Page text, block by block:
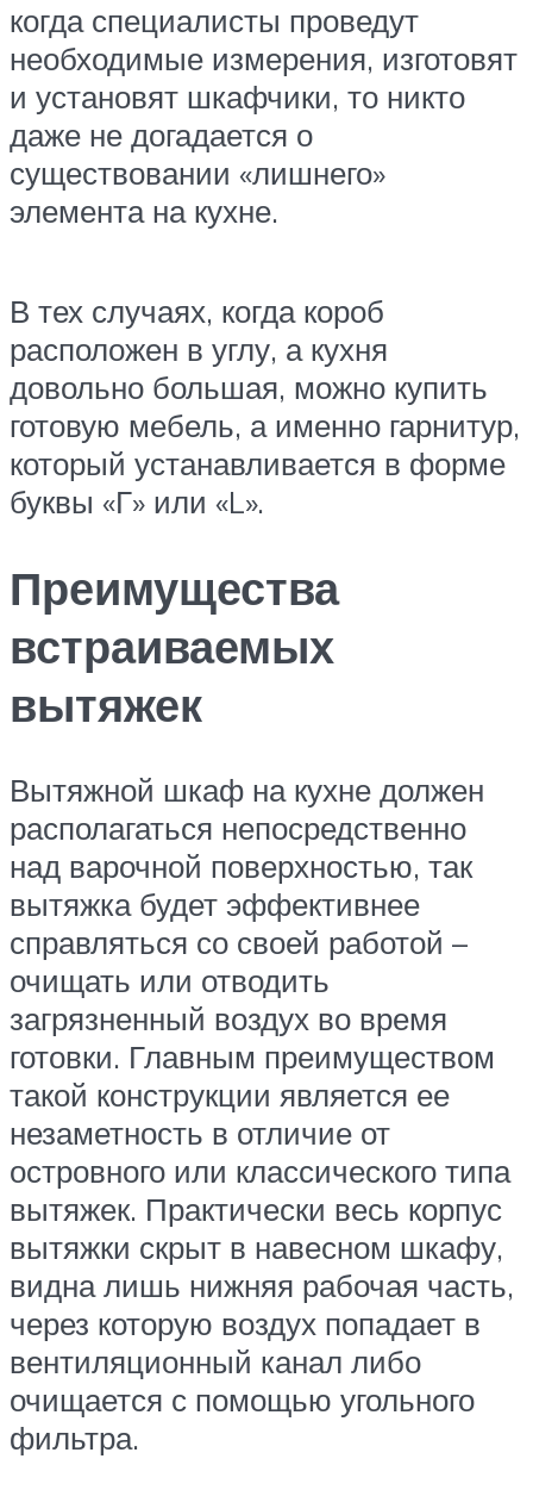
когда специалисты проведут
необходимые измерения, изготовят
и установят шкафчики, то никто
даже не догадается о
существовании «лишнего»
элемента на кухне.
В тех случаях, когда короб
расположен в углу, а кухня
довольно большая, можно купить
готовую мебель, а именно гарнитур,
который устанавливается в форме
буквы «Г» или «L».
Преимущества
встраиваемых
вытяжек
Вытяжной шкаф на кухне должен
располагаться непосредственно
над варочной поверхностью, так
вытяжка будет эффективнее
справляться со своей работой –
очищать или отводить
загрязненный воздух во время
готовки. Главным преимуществом
такой конструкции является ее
незаметность в отличие от
островного или классического типа
вытяжек. Практически весь корпус
вытяжки скрыт в навесном шкафу,
видна лишь нижняя рабочая часть,
через которую воздух попадает в
вентиляционный канал либо
очищается с помощью угольного
фильтра.